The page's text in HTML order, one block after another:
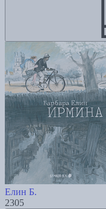
Елин Б.
2305